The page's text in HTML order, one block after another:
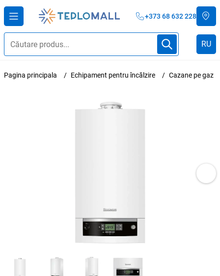
+373 68 632 228
RU
Pagina principala Echipament pentru încălzire Cazane pe gaz